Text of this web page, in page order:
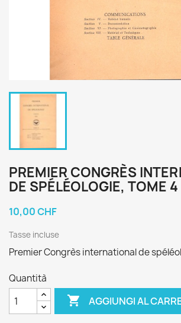
PREMIER CONGRÈS
DE SPÉLÉOLOGIE, TOME 4
10,00 CHF
Tasse incluse
Premier Congrès international de
Quantità
 AGGIUNGI AL